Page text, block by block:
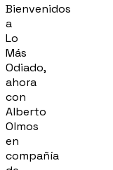
Bienvenidos
a
Lo
Más
Odiado,
ahora
con
Alberto
Olmos
en
compañía